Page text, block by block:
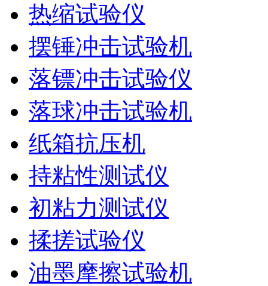
热缩试验仪
摆锤冲击试验机
落镖冲击试验仪
落球冲击试验机
纸箱抗压机
持粘性测试仪
初粘力测试仪
揉搓试验仪
油墨摩擦试验机